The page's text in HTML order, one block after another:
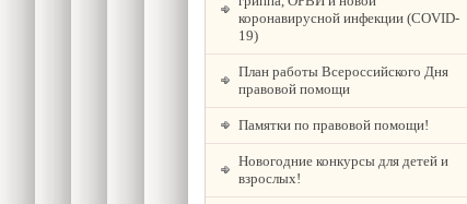
коронавирусной инфекции (COVID-
19)
План работы Всероссийского Дня
правовой помощи
Памятки по правовой помощи!
Новогодние конкурсы для детей и
взрослых!